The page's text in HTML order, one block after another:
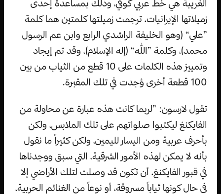
الغريبة هي خط عربي كوفي، وذلك بمساعدة إحدى
زميلاتها الإيرانيات، ترجمت زميلتها كلمتين هما كلمة
”علي“ (وهو الخليفة الراشدي الرابع وابن عم الرسول
محمد)، وكلمة ”الله“ (إله الإسلام)، وقد تم إيجاد
وتمييز هذه الكلمات على 10 قطع من الثياب من بين
100 قطعة أخرى وُجدت في تلك المقبرة.
تقول لارسون: ”لربما كانت هذه عبارة عن محاولة من
الفايكنغ ليكتبوا صلواتهم على تلك الملابس، ولكن
بأحرف عربية ومن اليسار لليمين، ولكن كثيراً ما نقول
بأنه لا يمكن لهذه الأمور الشرقية، التي سبق ووجدناها
في قبور الفايكنغ، أن تكون قد وصلت لتلك الأراضي إلا
في حال كونها ثياباً مسروقة، أو نوعاً من الغنائم الحربية،